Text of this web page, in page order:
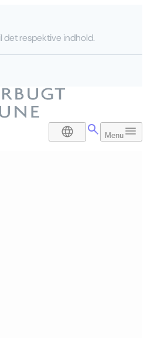
det respektive indhold.
DA Menu